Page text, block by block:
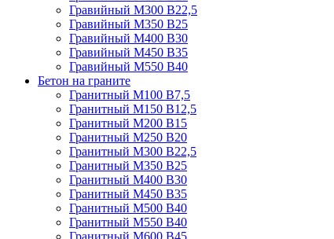
Гравийный М300 В22,5
Гравийный М350 В25
Гравийный М400 В30
Гравийный М450 В35
Гравийный М550 В40
Бетон на граните
Гранитный М100 В7,5
Гранитный М150 В12,5
Гранитный М200 В15
Гранитный М250 В20
Гранитный М300 В22,5
Гранитный М350 В25
Гранитный М400 В30
Гранитный М450 В35
Гранитный М500 В40
Гранитный М550 В40
Гранитный М600 В45